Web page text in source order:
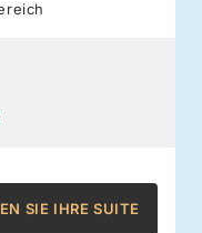
SIE IHRE SUITE